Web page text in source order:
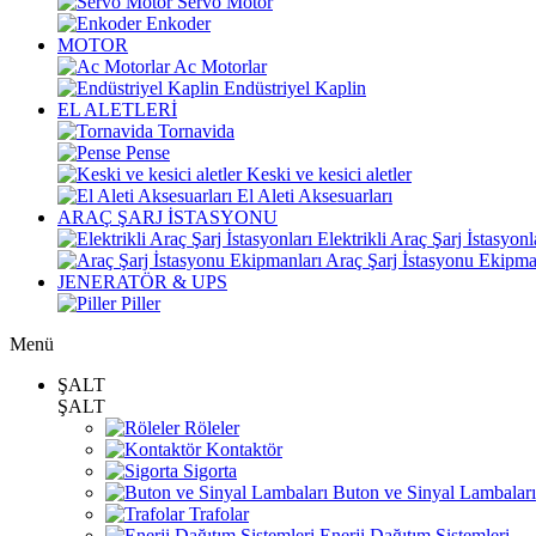
Enkoder
MOTOR
Ac Motorlar
Endüstriyel Kaplin
EL ALETLERİ
Tornavida
Pense
Keski ve kesici aletler
El Aleti Aksesuarları
ARAÇ ŞARJ İSTASYONU
Elektrikli Araç Şarj
Araç Şarj İstasyonu
JENERATÖR & UPS
Piller
Menü
ŞALT
ŞALT
Röleler
Kontaktör
Sigorta
Buton ve Sinyal Lambaları
Trafolar